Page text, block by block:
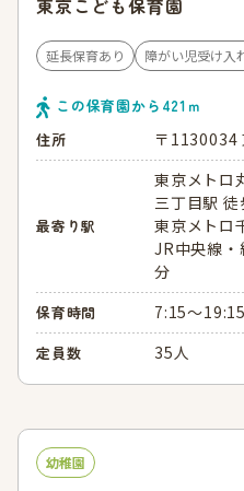
東京こども保育園
延長保育あり 障がい児受け入
この保育園から 421 ｍ
住所
〒1130034
最寄り駅
東京メトロ
三丁目駅
東京メトロ
JR中央線
分
保育時間 7:15～19:15
定員数 35人
幼稚園